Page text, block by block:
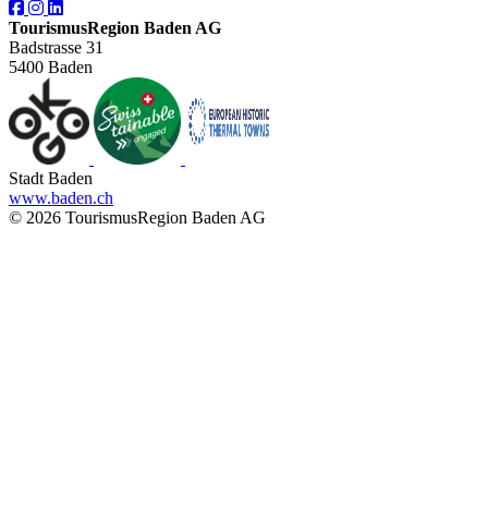
TourismusRegion Baden AG
Badstrasse 31
5400 Baden
Stadt Baden
www.baden.ch
© 2026 TourismusRegion Baden AG